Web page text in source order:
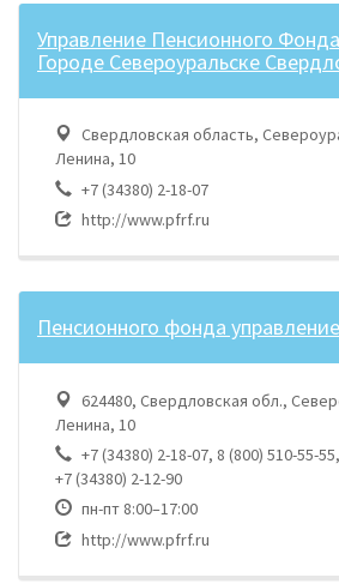
Управление Пенсионного
Городе Североуральске
Свердловская область,
Ленина, 10
+7 (34380) 2-18-07
http://www.pfrf.ru
Пенсионного фонда
624480, Свердловская обл.,
Ленина, 10
+7 (34380) 2-18-07, 8 (800) 510-55-
+7 (34380) 2-12-90
пн-пт 8:00–17:00
http://www.pfrf.ru